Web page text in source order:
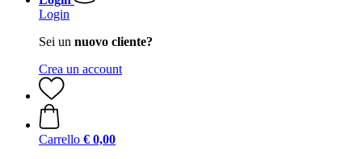
Login
Sei un nuovo cliente?
Crea un account
Carrello € 0,00